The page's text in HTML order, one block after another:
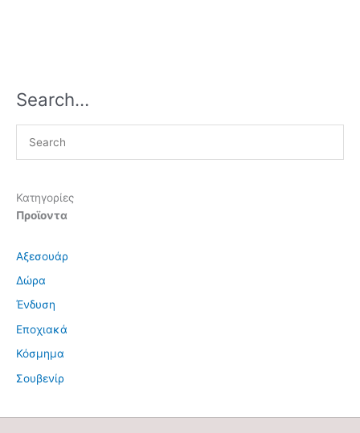
Search…
Κατηγορίες
Προϊοντα
Αξεσουάρ
Δώρα
Ένδυση
Εποχιακά
Κόσμημα
Σουβενίρ